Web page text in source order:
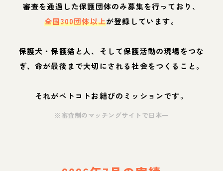
審査を通過した保護団体のみ募集を行っており、
全国300団体以上が登録しています。
保護犬・保護猫と人、そして保護活動の現場をつな
ぎ、命が最後まで大切にされる社会をつくること。
それがペトコトお結びのミッションです。
※審査制のマッチングサイトで日本一